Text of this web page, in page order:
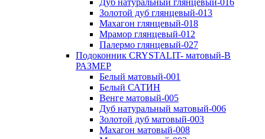
Золотой дуб глянцевый-013
Махагон глянцевый-018
Мрамор глянцевый-012
Палермо глянцевый-027
Подоконник CRYSTALIT- матовый-В
РАЗМЕР
Белый матовый-001
Белый САТИН
Венге матовый-005
Дуб натуральный матовый-006
Золотой дуб матовый-003
Махагон матовый-008